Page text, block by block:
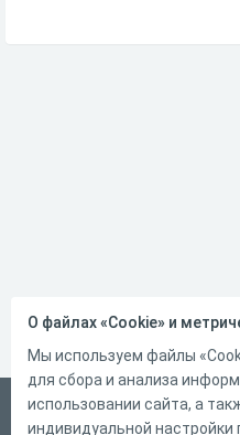
Русский
О файлах «Cookie» и
Мы используем файлы
для сбора и анализа
использовании сайта, а
индивидуальной